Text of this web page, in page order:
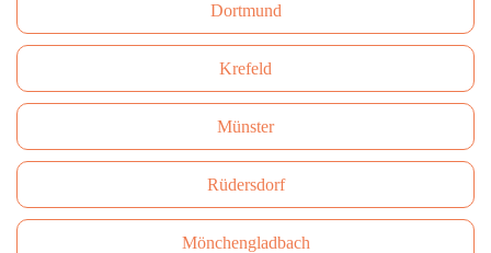
Dortmund
Krefeld
Münster
Rüdersdorf
Mönchengladbach